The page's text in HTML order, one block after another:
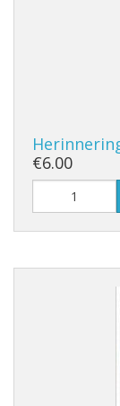
€6.00